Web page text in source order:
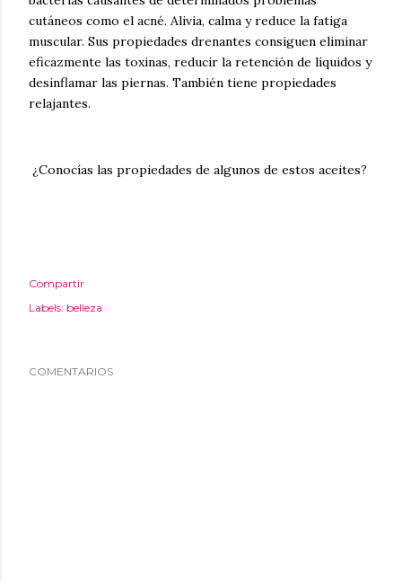
cutáneos como el acné. Alivia, calma y reduce la fatiga
muscular. Sus propiedades drenantes consiguen eliminar
eficazmente las toxinas, reducir la retención de líquidos y
desinflamar las piernas. También tiene propiedades
relajantes.
¿Conocías las propiedades de algunos de estos aceites?
Compartir
Labels: belleza
COMENTARIOS